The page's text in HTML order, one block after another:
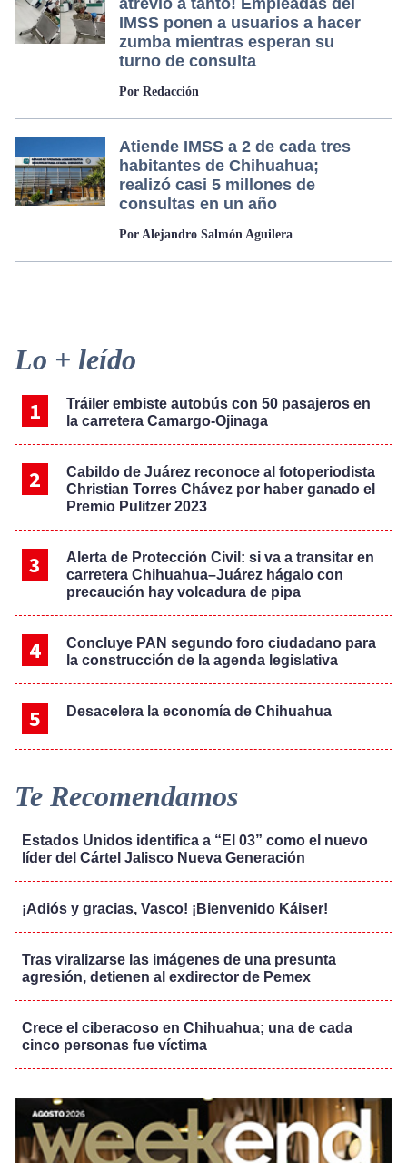
atrevió a tanto! Empleadas del
IMSS ponen a usuarios a hacer
zumba mientras esperan su
turno de consulta
Por Redacción
Atiende IMSS a 2 de cada tres
habitantes de Chihuahua;
realizó casi 5 millones de
consultas en un año
Por Alejandro Salmón Aguilera
Primary
Sidebar
Lo + leído
Tráiler embiste autobús con 50 pasajeros en
la carretera Camargo-Ojinaga
Cabildo de Juárez reconoce al fotoperiodista
Christian Torres Chávez por haber ganado el
Premio Pulitzer 2023
Alerta de Protección Civil: si va a transitar en
carretera Chihuahua–Juárez hágalo con
precaución hay volcadura de pipa
Concluye PAN segundo foro ciudadano para
la construcción de la agenda legislativa
Desacelera la economía de Chihuahua
Te Recomendamos
Estados Unidos identifica a “El 03” como el nuevo
líder del Cártel Jalisco Nueva Generación
¡Adiós y gracias, Vasco! ¡Bienvenido Káiser!
Tras viralizarse las imágenes de una presunta
agresión, detienen al exdirector de Pemex
Crece el ciberacoso en Chihuahua; una de cada
cinco personas fue víctima